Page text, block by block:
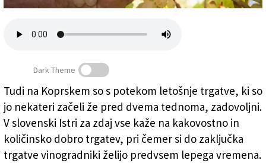
Založnik
Tudi v slovenski Istri se obeta dobra trgatev
Dark Theme
Tudi na Koprskem so s potekom letošnje trgatve, ki so
jo nekateri začeli že pred dvema tednoma, zadovoljni.
V slovenski Istri za zdaj vse kaže na kakovostno in
količinsko dobro trgatev, pri čemer si do zaključka
trgatve vinogradniki želijo predvsem lepega vremena.